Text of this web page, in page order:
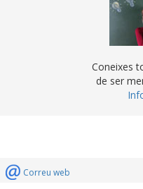
Coneixes
de ser
Correu web